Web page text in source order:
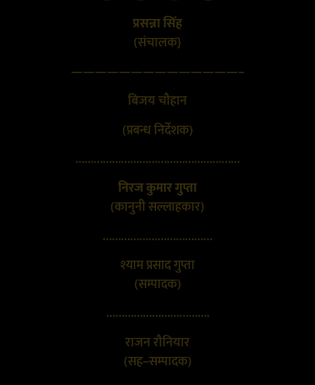
प्रसन्ना सिंह
(संचालक}
——————————————–
बिजय चौहान
(प्रबन्ध निर्देशक)
………………………………………………
निरज कुमार गुप्ता
(कानुनी सल्लाहकार)
………………………………
श्याम प्रसाद गुप्ता
(सम्पादक)
…………………………….
राजन रौनियार
(सह–सम्पादक)